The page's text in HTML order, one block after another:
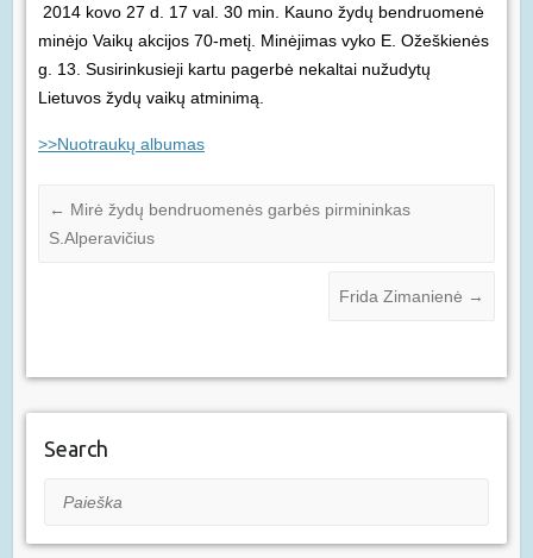
2014 kovo 27 d. 17 val. 30 min. Kauno žydų bendruomenė
minėjo Vaikų akcijos 70-metį. Minėjimas vyko E. Ožeškienės
g. 13. Susirinkusieji kartu pagerbė nekaltai nužudytų
Lietuvos žydų vaikų atminimą.
>>Nuotraukų albumas
← Mirė žydų bendruomenės garbės pirmininkas
S.Alperavičius
Frida Zimanienė →
Search
Paieška